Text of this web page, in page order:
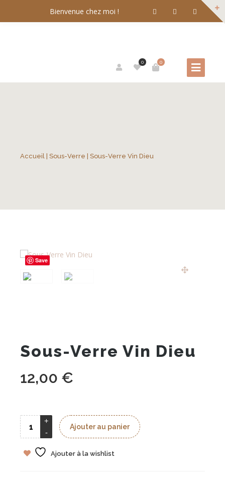
Bienvenue chez moi !
0
0
Accueil Sous-Verre | Sous-Verre Vin Dieu
Save
Sous-Verre Vin Dieu
12,00 €
Ajouter au panier
Ajouter à la wishlist